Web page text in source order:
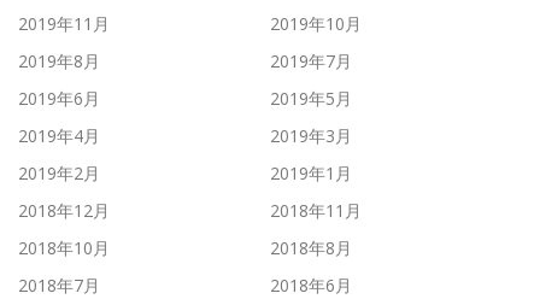
2019年11月
2019年10月
2019年8月
2019年7月
2019年6月
2019年5月
2019年4月
2019年3月
2019年2月
2019年1月
2018年12月
2018年11月
2018年10月
2018年8月
2018年7月
2018年6月